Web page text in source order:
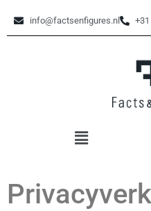
info@factsenfigures.nl